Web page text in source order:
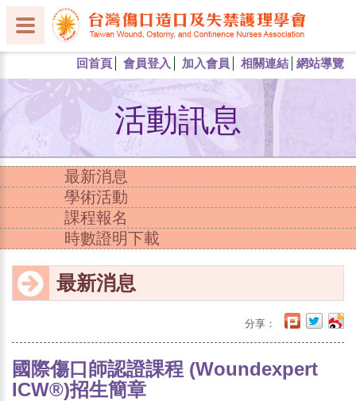
回首頁 會員登入 加入會員 相關連結 網站導覽
活動訊息
最新消息
學術活動
課程報名
時數證明下載
最新消息
分享：
國際傷口師認證課程 (Woundexpert
ICW®)招生簡章